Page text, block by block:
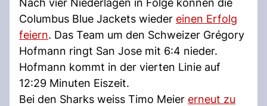
Nach vier Niederlagen in Folge können die
Columbus Blue Jackets wieder einen Erfolg
feiern. Das Team um den Schweizer Grégory
Hofmann ringt San Jose mit 6:4 nieder.
Hofmann kommt in der vierten Linie auf
12:29 Minuten Eiszeit.
Bei den Sharks weiss Timo Meier erneut zu